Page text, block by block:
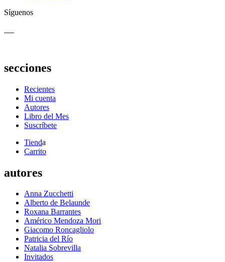
Síguenos
secciones
Recientes
Mi cuenta
Autores
Libro del Mes
Suscríbete
Tienda
Carrito
autores
Anna Zucchetti
Alberto de Belaunde
Roxana Barrantes
Américo Mendoza Mori
Giacomo Roncagliolo
Patricia del Río
Natalia Sobrevilla
Invitados